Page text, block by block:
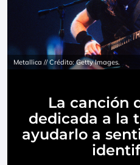
Metallica // Crédito: Getty Images.
La canción
dedicada a la
ayudarlo a